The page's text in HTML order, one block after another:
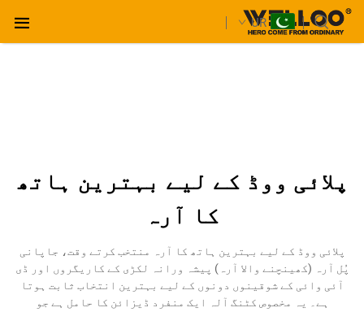
UR
پلائی ووڈ کے لیے بہترین ہاتھ
کا آرہ
پلائی ووڈ کے لیے بہترین ہاتھ کا آرہ منتخب کرتے وقت، جاپانی
پُل آرہ (کھینچنے والا آرہ) پیشہ ورانہ لکڑی کے کاریگروں اور ڈی
آئی وائی کے شوقینوں دونوں کے لیے بہترین انتخاب ثابت ہوتا
ہے۔ یہ مخصوص کٹنگ آلہ ایک منفرد ڈیزائن کا حامل ہے جو